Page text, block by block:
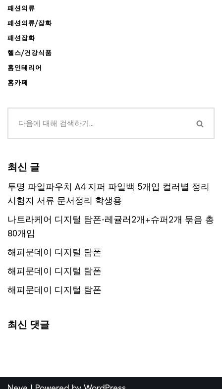
패션의류
패션의류/잡화
패션잡화
헬스/건강식품
홈인테리어
홈카페
최신 글
투명 파일파우치 A4 지퍼 파일백 5개입 컬러별 정리
시험지 서류 문서정리 학생용
나트라케어 디지털 탐폰-레귤러2개+슈퍼2개 묶음 총
80개입
해피문데이 디지털 탐폰
해피문데이 디지털 탐폰
해피문데이 디지털 탐폰
최신 댓글